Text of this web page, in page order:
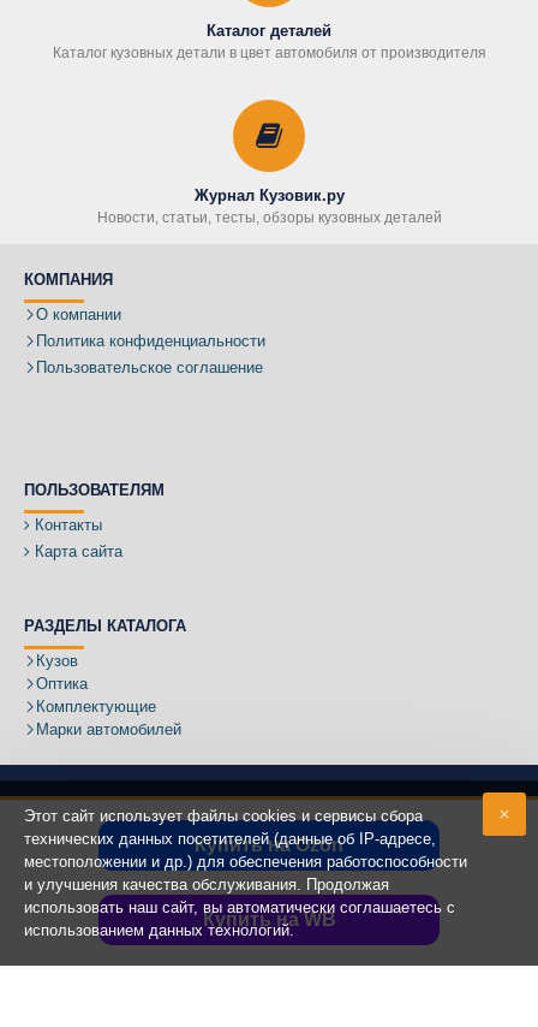
Купить на Ozon
Купить на WB
Каталог деталей
Каталог кузовных детали в цвет автомобиля от производителя
Журнал Кузовик.ру
Новости, статьи, тесты, обзоры кузовных деталей
КОМПАНИЯ
О компании
Политика конфиденциальности
Пользовательское соглашение
ПОЛЬЗОВАТЕЛЯМ
Контакты
Карта сайта
РАЗДЕЛЫ КАТАЛОГА
Кузов
Оптика
Комплектующие
Марки автомобилей
Адрес:
Copyright ©2020 - 2025КУЗОВИК.РУ
Этот сайт использует файлы cookies и сервисы сбора
технических данных посетителей (данные об IP-адресе,
местоположении и др.) для обеспечения работоспособности
и улучшения качества обслуживания. Продолжая
использовать наш сайт, вы автоматически соглашаетесь с
использованием данных технологий.